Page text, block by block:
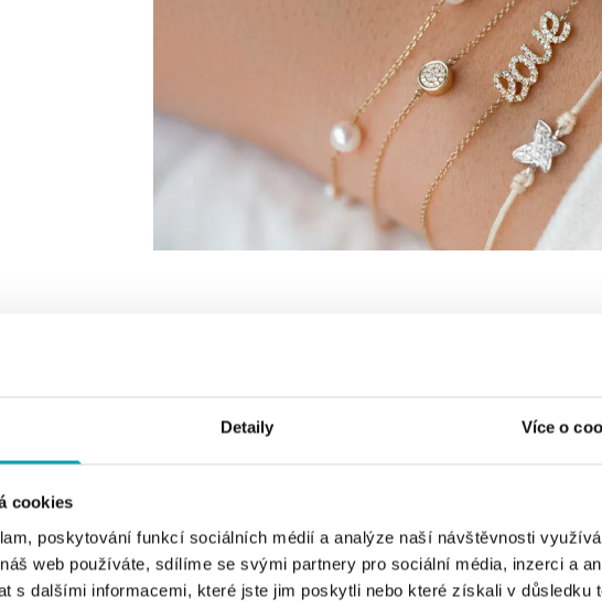
Detaily Více o
cookies
poskytování funkcí sociálních médií a analýze naší návštěvnosti
web používáte, sdílíme se svými partnery pro sociální média, inzerci a
s dalšími informacemi, které jste jim poskytli nebo které získali v důsledku